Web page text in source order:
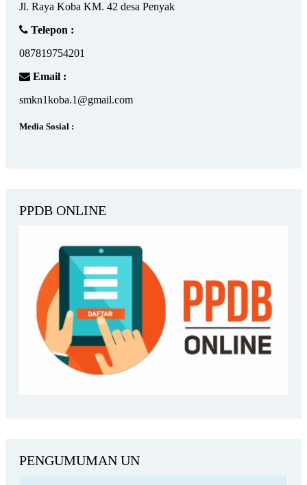
Jl. Raya Koba KM. 42 desa Penyak
Telepon :
087819754201
Email :
smkn1koba.1@gmail.com
Media Sosial :
PPDB ONLINE
PENGUMUMAN UN